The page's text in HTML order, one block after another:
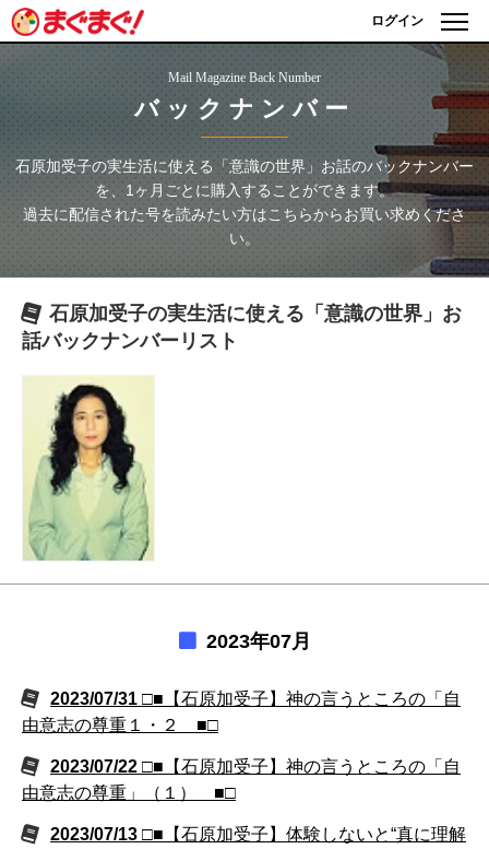
ログイン
Mail Magazine Back Number
バックナンバー
石原加受子の実生活に使える「意識の世界」お話のバックナンバー
を、1ヶ月ごとに購入することができます。
過去に配信された号を読みたい方はこちらからお買い求めくださ
い。
石原加受子の実生活に使える「意識の世界」お
話バックナンバーリスト
2023年07月
2023/07/31 □■【石原加受子】神の言うところの「自
由意志の尊重１・２ ■□
2023/07/22 □■【石原加受子】神の言うところの「自
由意志の尊重」（１） ■□
2023/07/13 □■【石原加受子】体験しないと“真に理解